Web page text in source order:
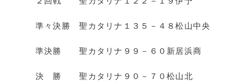
準々決勝 聖カタリナ１３５－４８松山中央
準決勝 聖カタリナ９９－６０新居浜商
決 勝 聖カタリナ９０－７０松山北